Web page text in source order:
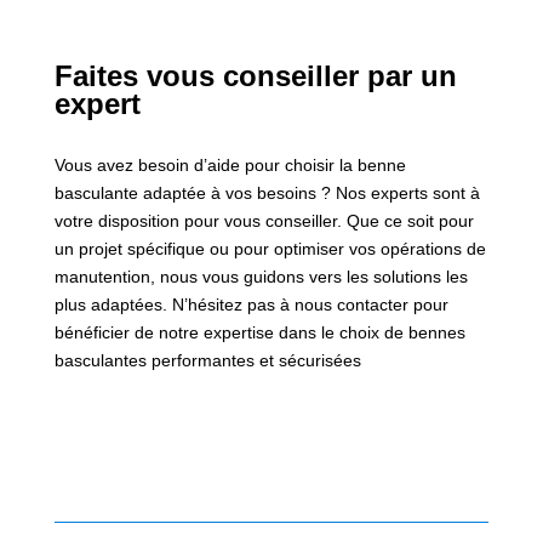
Faites vous conseiller par un
expert
Vous avez besoin d’aide pour choisir la benne
basculante adaptée à vos besoins ? Nos experts sont à
votre disposition pour vous conseiller. Que ce soit pour
un projet spécifique ou pour optimiser vos opérations de
manutention, nous vous guidons vers les solutions les
plus adaptées. N’hésitez pas à nous contacter pour
bénéficier de notre expertise dans le choix de bennes
basculantes performantes et sécurisées